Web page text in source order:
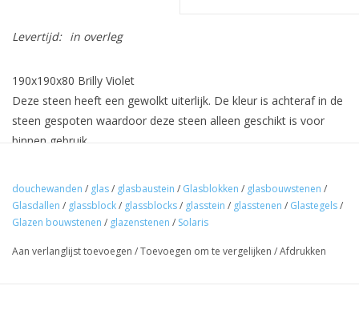
Levertijd: in overleg
190x190x80 Brilly Violet
Deze steen heeft een gewolkt uiterlijk. De kleur is achteraf in de
steen gespoten waardoor deze steen alleen geschikt is voor
binnen gebruik.
Afmeting: 190x190x80mm
Gewicht: 2,25 kg/stuk
douchewanden / glas/ glasbaustein / Glasblokken / glasbouwstenen /
Glasdallen / glassblock/ glassblocks/ glasstein / glasstenen / Glastegels/
Glazen bouwstenen / glazenstenen / Solaris
Aan verlanglijst toevoegen /Toevoegen om te vergelijken /Afdrukken